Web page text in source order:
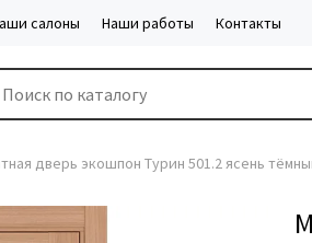
салоны Наши работы Контакты
дверь экошпон Турин 501.2 ясень